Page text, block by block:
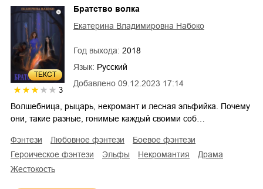
ТЕКСТ
3
Добавлено 09.12.2023 17:14
Братство волка
Екатерина Владимировна Набоко
Год выхода: 2018
Язык: Русский
Волшебница, рыцарь, некромант и лесная эльфийка. Почему
они, такие разные, гонимые каждый своими соб…
фэнтези любовное фэнтези
боевое фэнтези
героическое фэнтези
эльфы некромантия
драма
жестокость